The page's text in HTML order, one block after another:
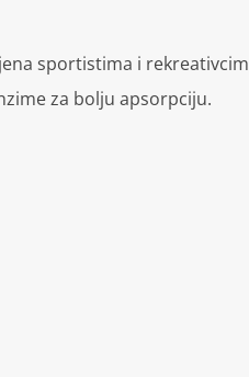
sportistima i
za bolju apsorpciju.